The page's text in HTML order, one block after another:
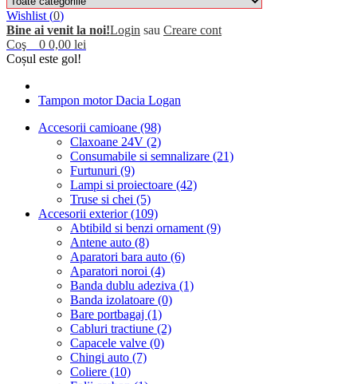
Wishlist (0)
Bine ai venit la noi!Login sau Creare cont
Coş
0 0,00 lei
Coșul este gol!
Tampon motor Dacia Logan
Accesorii camioane (98)
Claxoane 24V (2)
Consumabile si semnalizare (21)
Furtunuri (9)
Lampi si proiectoare (42)
Truse si chei (5)
Accesorii exterior (109)
Abtibild si benzi ornament (9)
Antene auto (8)
Aparatori bara auto (6)
Aparatori noroi (4)
Banda dublu adeziva (1)
Banda izolatoare (0)
Bare portbagaj (1)
Cabluri tractiune (2)
Capacele valve (0)
Chingi auto (7)
Coliere (10)